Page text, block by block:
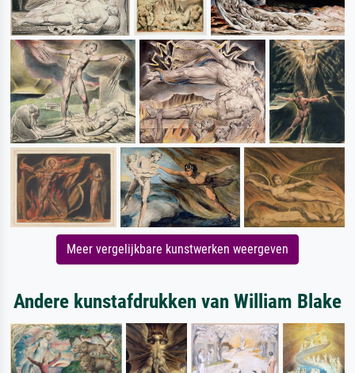
Meer vergelijkbare kunstwerken weergeven
Andere kunstafdrukken van William Blake